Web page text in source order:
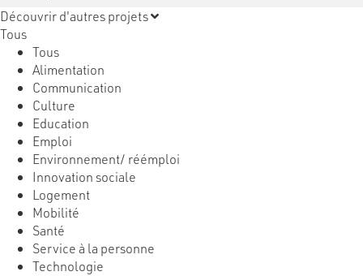
Découvrir d'autres projets
Tous
Tous
Alimentation
Communication
Culture
Education
Emploi
Environnement/ réémploi
Innovation sociale
Logement
Mobilité
Santé
Service à la personne
Technologie